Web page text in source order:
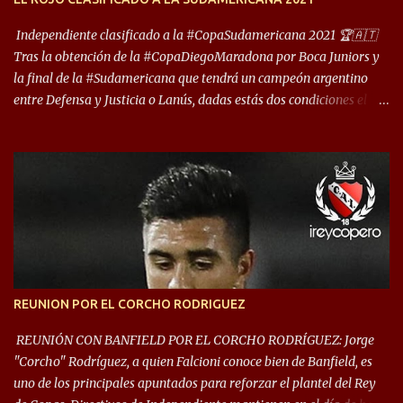
deporte”, afirmó Facundo Moyano. “Creo que Avellaneda...
Independiente clasificado a la #CopaSudamericana 2021 🏆🇦🇹
Tras la obtención de la #CopaDiegoMaradona por Boca Juniors y
la final de la #Sudamericana que tendrá un campeón argentino
entre Defensa y Justicia o Lanús, dadas estás dos condiciones el
que iniciará en fase de grupos con 6 partidos, de los cuales sólo los
primeros de cada grupo jugarán los 8vos. con los 3ros. mejores de
las fases de grupos de la #CopaLibertadores 2021. ¡Este año hay
noche de Copas Rey! ⚽🇦🇹👑🏆.
REUNION POR EL CORCHO RODRIGUEZ
REUNIÓN CON BANFIELD POR EL CORCHO RODRÍGUEZ: Jorge
"Corcho" Rodríguez, a quien Falcioni conoce bien de Banfield, es
uno de los principales apuntados para reforzar el plantel del Rey